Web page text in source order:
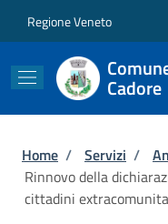
Regione Veneto
Cadore
Briciole di
Home / Servizi /
Rinnovo della
cittadini